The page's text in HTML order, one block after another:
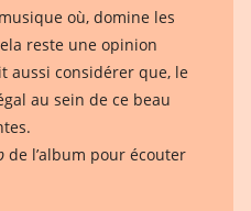
où, domine les
reste une opinion
aussi considérer que, le
au sein de ce beau
de l’album pour écouter